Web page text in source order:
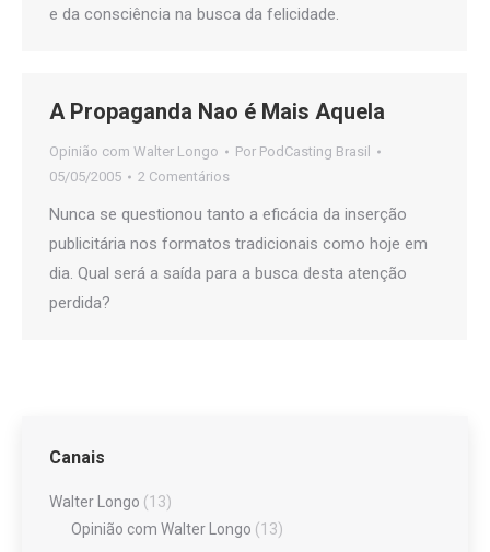
e da consciência na busca da felicidade.
A Propaganda Nao é Mais Aquela
Opinião com Walter Longo Por PodCasting Brasil
05/05/2005
2 Comentários
Nunca se questionou tanto a eficácia da inserção
publicitária nos formatos tradicionais como hoje em
dia. Qual será a saída para a busca desta atenção
perdida?
Canais
Walter Longo (13)
Opinião com Walter Longo (13)